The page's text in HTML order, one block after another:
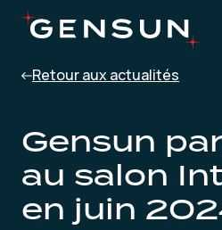
Retour aux actualités
Gensun
au salon
en juin